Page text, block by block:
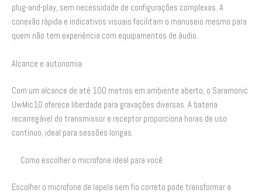
plug-and-play, sem necessidade de configurações complexas. A
conexão rápida e indicativos visuais facilitam o manuseio mesmo para
quem não tem experiência com equipamentos de áudio.
Alcance e autonomia
Com um alcance de até 100 metros em ambiente aberto, o Saramonic
UwMic10 oferece liberdade para gravações diversas. A bateria
recarregável do transmissor e receptor proporciona horas de uso
contínuo, ideal para sessões longas.
Como escolher o microfone ideal para você
Escolher o microfone de lapela sem fio correto pode transformar a